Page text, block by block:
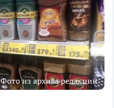
Фото из архива редакции